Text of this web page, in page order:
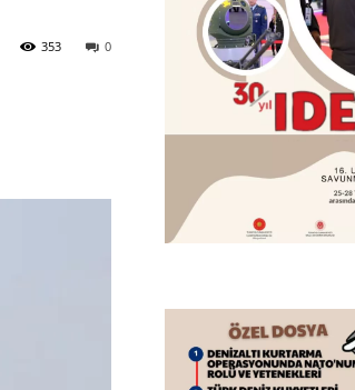
0
353